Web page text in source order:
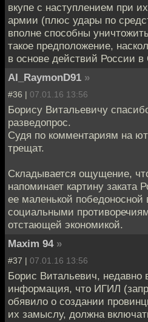
вкупе с наступлением при
армии (плюс удары по
вполне способны
такое предположение,
в основе действий России
AI_RaymonD91 »
#36 | 07.01.16 13:56
Борису Витальевичу
разведопрос.
Судя по комментариям на
трещат.
Складывается ощущение,
напоминает картину заката
ее маленькой
социальными
отстающей экономикой.
Maxim 94 »
#37 | 07.01.16 13:56
Борис Витальевич,
информация, что ИГИЛ
обявило о создании
их замыслу, должна